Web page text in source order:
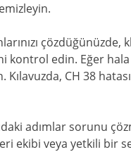
çözdüğünüzde,
edin. Eğer hala
Kılavuzda, CH 38
adımlar sorunu
ekibi veya yetkili bir